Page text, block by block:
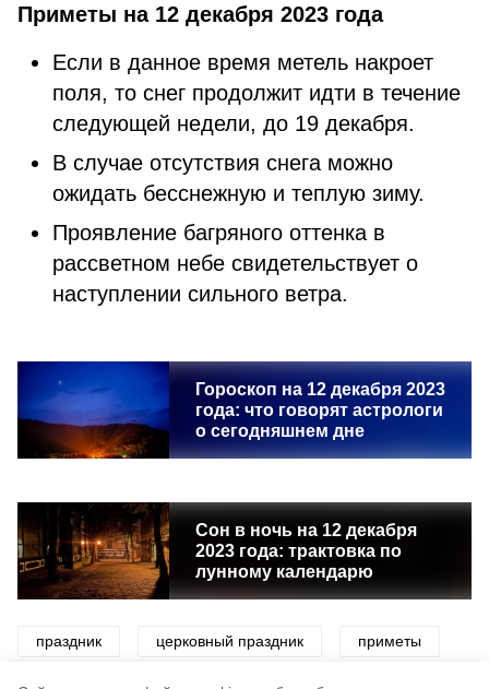
Приметы на 12 декабря 2023 года
Если в данное время метель накроет
поля, то снег продолжит идти в течение
следующей недели, до 19 декабря.
В случае отсутствия снега можно
ожидать бесснежную и теплую зиму.
Проявление багряного оттенка в
рассветном небе свидетельствует о
наступлении сильного ветра.
Гороскоп на 12 декабря 2023
года: что говорят астрологи
о сегодняшнем дне
Сон в ночь на 12 декабря
2023 года: трактовка по
лунному календарю
праздник церковный праздник приметы